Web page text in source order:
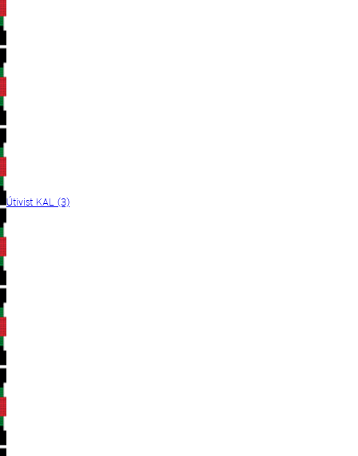
Útivist KAL (3)